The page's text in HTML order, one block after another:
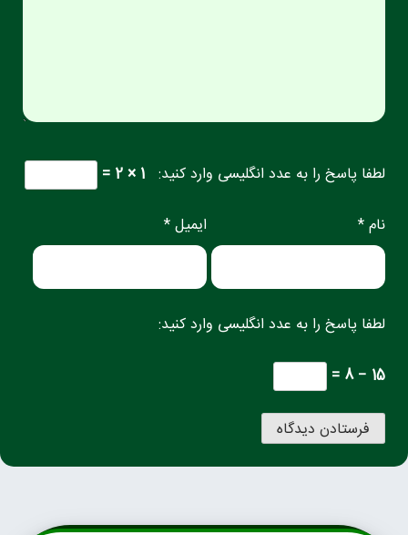
لطفا پاسخ را به عدد انگلیسی وارد کنید: 1 × 2 =
نام * ایمیل *
لطفا پاسخ را به عدد انگلیسی وارد کنید:
15 − 8 =